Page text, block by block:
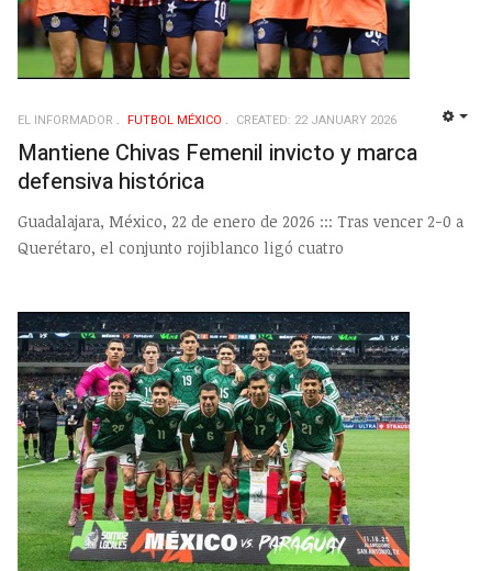
EL INFORMADOR FUTBOL MÉXICO CREATED: 22 JANUARY 2026
Mantiene Chivas Femenil invicto y marca
defensiva histórica
Guadalajara, México, 22 de enero de 2026 ::: Tras vencer 2-0 a
Querétaro, el conjunto rojiblanco ligó cuatro